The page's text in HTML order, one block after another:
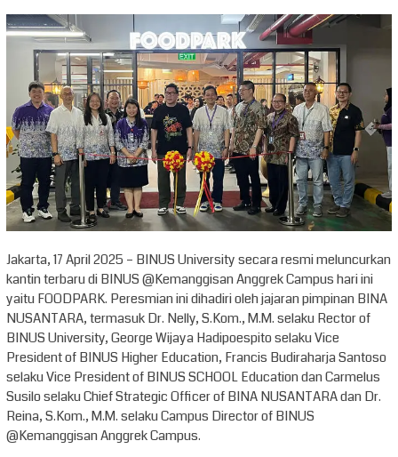
Jakarta, 17 April 2025 – BINUS University secara resmi meluncurkan
kantin terbaru di BINUS @Kemanggisan Anggrek Campus hari ini
yaitu FOODPARK. Peresmian ini dihadiri oleh jajaran pimpinan BINA
NUSANTARA, termasuk Dr. Nelly, S.Kom., M.M. selaku Rector of
BINUS University, George Wijaya Hadipoespito selaku Vice
President of BINUS Higher Education, Francis Budiraharja Santoso
selaku Vice President of BINUS SCHOOL Education dan Carmelus
Susilo selaku Chief Strategic Officer of BINA NUSANTARA dan Dr.
Reina, S.Kom., M.M. selaku Campus Director of BINUS
@Kemanggisan Anggrek Campus.